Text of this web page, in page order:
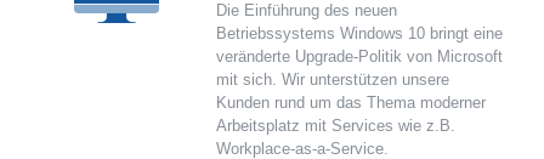
Die Einführung des neuen
Betriebssystems Windows 10 bringt eine
veränderte Upgrade-Politik von Microsoft
mit sich. Wir unterstützen unsere
Kunden rund um das Thema moderner
Arbeitsplatz mit Services wie z.B.
Workplace-as-a-Service.